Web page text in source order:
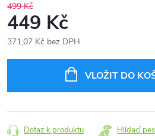
499 Kč
449 Kč
371,07 Kč bez DPH
VLOŽIT DO
Dotaz k produktu Hlídací pes